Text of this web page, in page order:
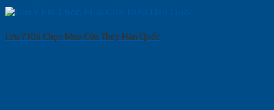
Lưu Ý Khi Chọn Mua Cửa Thép Hàn Quốc